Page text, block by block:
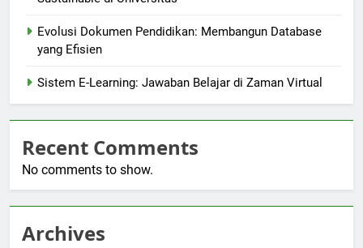
Evolusi Dokumen Pendidikan: Membangun Database
yang Efisien
Sistem E-Learning: Jawaban Belajar di Zaman Virtual
Recent Comments
No comments to show.
Archives